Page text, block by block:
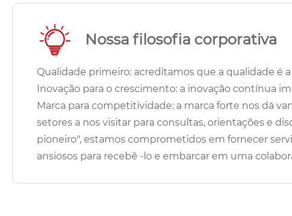
Nossa filosofia corporativa
Qualidade primeiro: acreditamos que a qualidade é
Inovação para o crescimento: a inovação contínua
Marca para competitividade: a marca forte nos dá
setores a nos visitar para consultas, orientações e
pioneiro", estamos comprometidos em fornecer
ansiosos para recebê -lo e embarcar em uma